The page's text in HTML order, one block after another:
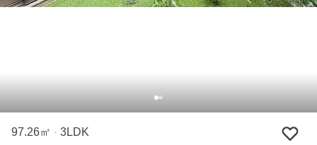
97.26㎡ ・ 3LDK